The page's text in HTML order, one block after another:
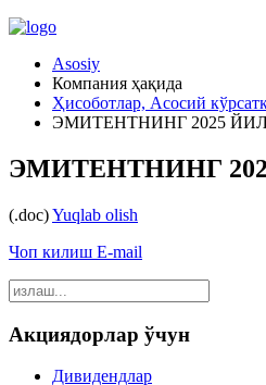
Asosiy
Компания ҳақида
Ҳисоботлар, Асосий
ЭМИТЕНТНИНГ 2025
ЭМИТЕНТНИНГ
(.doc)Yuqlab olish
Чоп килиш E-mail
Акциядорлар ўчун
Дивидендлар